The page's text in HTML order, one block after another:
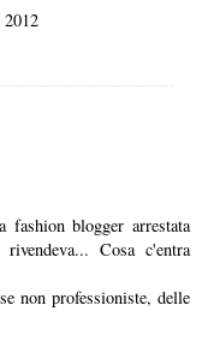
2012
blogger arrestata
Cosa c'entra
non professioniste, delle